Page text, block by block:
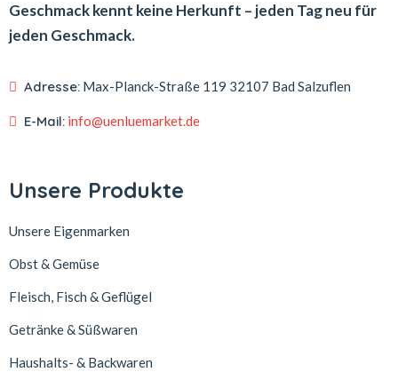
Geschmack kennt keine Herkunft – jeden Tag neu für
jeden Geschmack.
Adresse: Max-Planck-Straße 119 32107 Bad Salzuflen
E-Mail: info@uenluemarket.de
Unsere Produkte
Unsere Eigenmarken
Obst & Gemüse
Fleisch, Fisch & Geflügel
Getränke & Süßwaren
Haushalts- & Backwaren